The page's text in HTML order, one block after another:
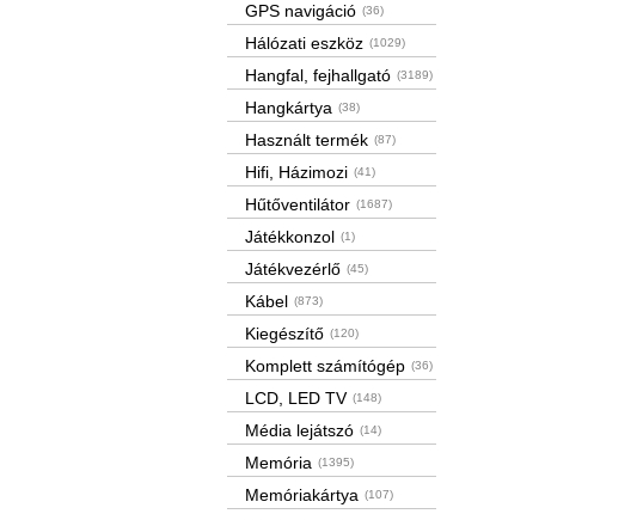
GPS navigáció (36)
Hálózati eszköz (1029)
Hangfal, fejhallgató (3189)
Hangkártya (38)
Használt termék (87)
Hifi, Házimozi (41)
Hűtőventilátor (1687)
Játékkonzol (1)
Játékvezérlő (45)
Kábel (873)
Kiegészítő (120)
Komplett számítógép (36)
LCD, LED TV (148)
Média lejátszó (14)
Memória (1395)
Memóriakártya (107)